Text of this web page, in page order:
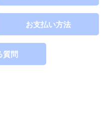
お支払い方法
質問